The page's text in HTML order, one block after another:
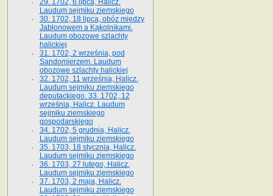
29. 1702, 6 lipca, Halicz.
Laudum sejmiku ziemskiego
30. 1702, 18 lipca, obóz między
Jabłonowem a Kąkolnikami.
Laudum obozowe szlachty
halickiej
31. 1702, 2 września, pod
Sandomierzem. Laudum
obozowe szlachty halickiej
32. 1702, 11 września, Halicz.
Laudum sejmiku ziemskiego
deputackiego. 33. 1702, 12
września, Halicz. Laudum
sejmiku ziemskiego
gospodarskiego
34. 1702, 5 grudnia, Halicz.
Laudum sejmiku ziemskiego
35. 1703, 18 stycznia, Halicz.
Laudum sejmiku ziemskiego
36. 1703, 27 lutego, Halicz.
Laudum sejmiku ziemskiego
37. 1703, 2 maja, Halicz.
Laudum sejmiku ziemskiego